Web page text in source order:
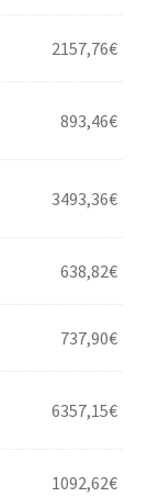
2157,76€
893,46€
3493,36€
638,82€
737,90€
6357,15€
1092,62€